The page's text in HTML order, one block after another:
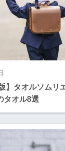
】タオルソムリ
タオル8選